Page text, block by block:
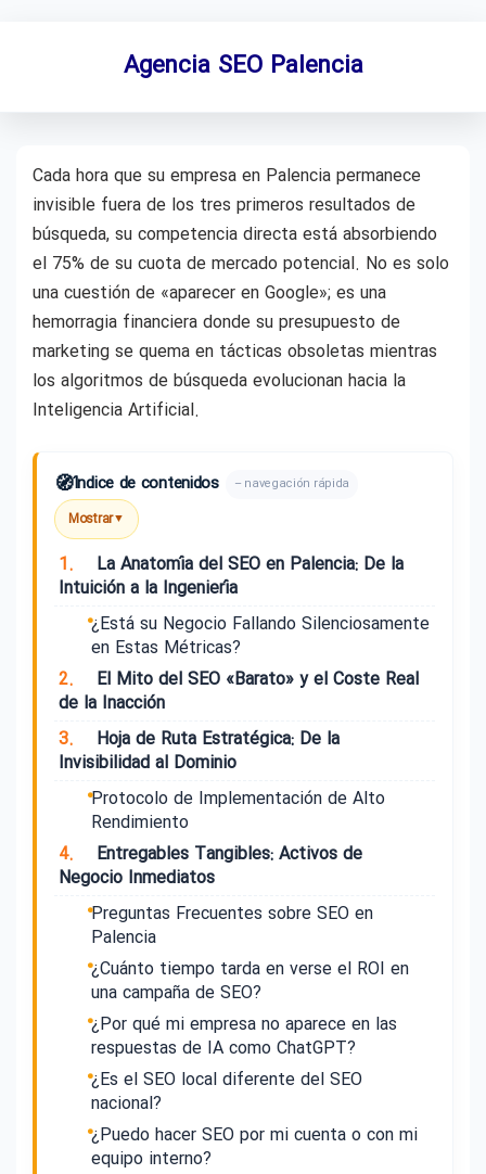
Agencia SEO Palencia
Cada hora que su empresa en Palencia permanece
invisible fuera de los tres primeros resultados de
búsqueda, su competencia directa está absorbiendo
el 75% de su cuota de mercado potencial. No es solo
una cuestión de «aparecer en Google»; es una
hemorragia financiera donde su presupuesto de
marketing se quema en tácticas obsoletas mientras
los algoritmos de búsqueda evolucionan hacia la
Inteligencia Artificial.
🧭Índice de contenidos – navegación rápida
Mostrar▼
1.
La Anatomía del SEO en Palencia: De la
Intuición a la Ingeniería
¿Está su Negocio Fallando Silenciosamente
en Estas Métricas?
2.
El Mito del SEO «Barato» y el Coste Real
de la Inacción
3.
Hoja de Ruta Estratégica: De la
Invisibilidad al Dominio
Protocolo de Implementación de Alto
Rendimiento
4.
Entregables Tangibles: Activos de
Negocio Inmediatos
Preguntas Frecuentes sobre SEO en
Palencia
¿Cuánto tiempo tarda en verse el ROI en
una campaña de SEO?
¿Por qué mi empresa no aparece en las
respuestas de IA como ChatGPT?
¿Es el SEO local diferente del SEO
nacional?
¿Puedo hacer SEO por mi cuenta o con mi
equipo interno?